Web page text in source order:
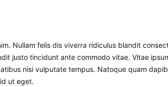
justo tincidunt ante commodo vitae. Vitae
nisi vulputate tempus. Natoque quam
ut eget.